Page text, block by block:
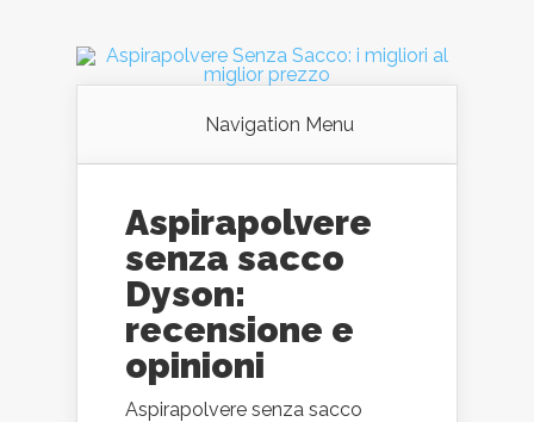
Navigation Menu
Aspirapolvere
senza sacco
Dyson:
recensione e
opinioni
Aspirapolvere senza sacco